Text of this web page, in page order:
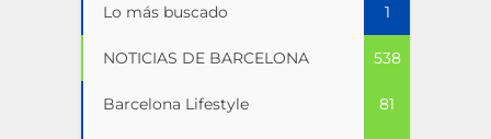
Lo más buscado 1
NOTICIAS DE BARCELONA 538
Barcelona Lifestyle 81